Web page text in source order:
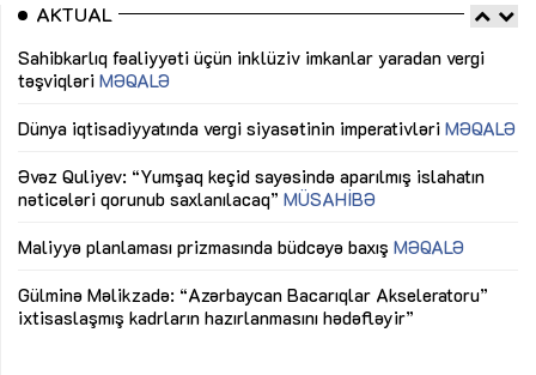
AKTUAL
Sahibkarlıq fəaliyyəti üçün inklüziv imkanlar yaradan vergi
təşviqləri MƏQALƏ
Dünya iqtisadiyyatında vergi siyasətinin imperativləri MƏQALƏ
Əvəz Quliyev: “Yumşaq keçid sayəsində aparılmış islahatın
nəticələri qorunub saxlanılacaq” MÜSAHİBƏ
Maliyyə planlaması prizmasında büdcəyə baxış MƏQALƏ
Gülminə Məlikzadə: “Azərbaycan Bacarıqlar Akseleratoru”
ixtisaslaşmış kadrların hazırlanmasını hədəfləyir”